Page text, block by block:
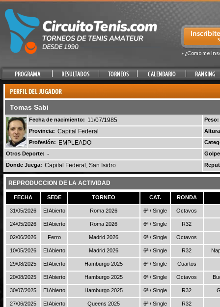
» ¿Como me
Tomas Sabi
Fecha de nacimiento: 11/07/1985
Peso:
Provincia: Capital Federal
Profesión:
EMPLEADO
Otros Deporte: -
Donde Juega: Capital Federal, San Isidro
REPRODUCCION DE LA ACTIVIDAD
FECHA SEDE TORNEO CAT. RONDA
31/05/2026 El Abierto Roma 2026 6ª / Single Octavos
24/05/2026 El Abierto Roma 2026 6ª / Single R32
02/06/2026 Ferro Madrid 2026 6ª / Single Octavos
10/05/2026 El Abierto Madrid 2026 6ª / Single R32
29/08/2025 El Abierto Hamburgo 2025 6ª / Single Cuartos
20/08/2025 El Abierto Hamburgo 2025 6ª / Single Octavos
30/07/2025 El Abierto Hamburgo 2025 6ª / Single R32
27/06/2025 El Abierto Queens 2025 6ª / Single R32